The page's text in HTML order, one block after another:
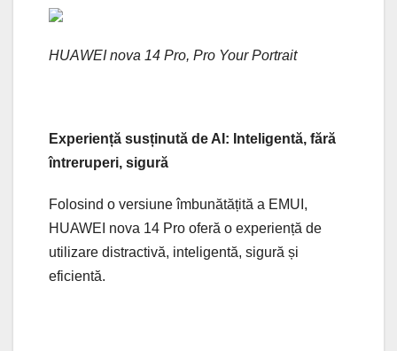
HUAWEI nova 14 Pro, Pro Your Portrait
Experiență susținută de AI: Inteligentă, fără
întreruperi, sigură
Folosind o versiune îmbunătățită a EMUI,
HUAWEI nova 14 Pro oferă o experiență de
utilizare distractivă, inteligentă, sigură și
eficientă.